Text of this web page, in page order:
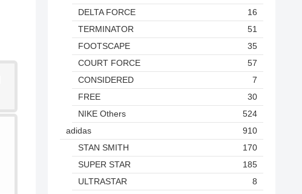
DELTA FORCE
16
TERMINATOR
51
FOOTSCAPE
35
COURT FORCE
57
CONSIDERED
7
FREE
30
NIKE Others
524
adidas
910
STAN SMITH
170
SUPER STAR
185
ULTRASTAR
8